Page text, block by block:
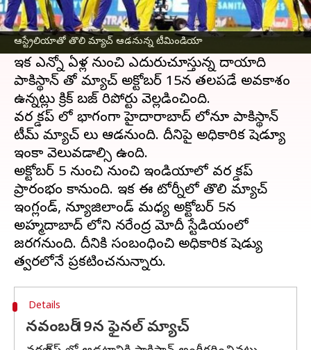
ఆస్ట్రేలియాతో తొలి మ్యాచ్ ఆడనున్న టీమిండియా
వరల్డ్ కప్ లో భాగంగా ఇండియా తొలి మ్యాచ్
ఆస్ట్రేలియాతో జరిగే అవకాశాలు స్పష్టంగా
కనిపిస్తున్నాయి.
ఇక ఎన్నో ఏళ్ల నుంచి ఎదురుచూస్తున్న దాయాది
పాకిస్థాన్ తో మ్యాచ్ అక్టోబర్ 15న తలపడే అవకాశం
ఉన్నట్లు క్రిక్ బజ్ రిపోర్టు వెల్లడించింది.
వరల్డ్ కప్ లో భాగంగా హైదారాబాద్ లోనూ పాకిస్థాన్
టీమ్ మ్యాచ్ లు ఆడనుంది. దీనిపై అధికారిక షెడ్యూల్
ఇంకా వెలువడాల్సి ఉంది.
అక్టోబర్ 5 నుంచి నుంచి ఇండియాలో వరల్డ్ కప్
ప్రారంభం కానుంది. ఇక ఈ టోర్నీలో తొలి మ్యాచ్
ఇంగ్లండ్, న్యూజిలాండ్ మధ్య అక్టోబర్ 5న
అహ్మదాబాద్ లోని నరేంద్ర మోదీ స్టేడియంలో
జరగనుంది. దీనికి సంబంధించి అధికారిక షెడ్యుల్
Details
నవంబర్ 19న ఫైనల్ మ్యాచ్